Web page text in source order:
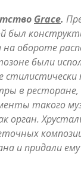
Grace.
был
обороте
были
стилистически
в ресторане,
такого
орган.
и придали